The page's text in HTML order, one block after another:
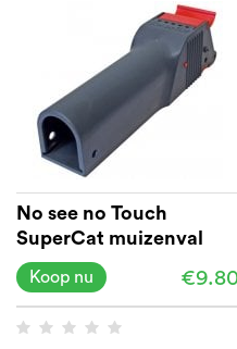
No see no Touch
SuperCat muizenval
Koop nu